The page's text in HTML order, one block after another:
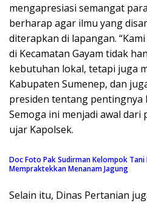
mengapresiasi semangat
berharap agar ilmu yang
diterapkan di lapangan.
di Kecamatan Gayam tidak
kebutuhan lokal, tetapi juga
Kabupaten Sumenep, dan
presiden tentang pentingnya
Semoga ini menjadi awal dari
ujar Kapolsek.
Doc Foto Pak Sudirman Kelompok
Mempraktekkan Menanam Jagung
Selain itu, Dinas Pertanian